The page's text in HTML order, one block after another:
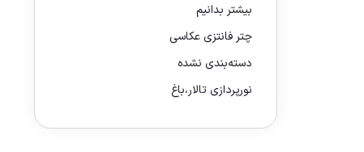
بیشتر بدانیم
چتر فانتزی عکاسی
دسته‌بندی نشده
نورپردازی تالار،باغ